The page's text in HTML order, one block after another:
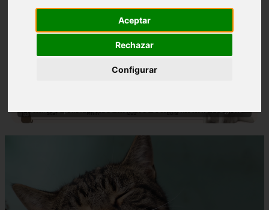
Aceptar
Rechazar
Configurar